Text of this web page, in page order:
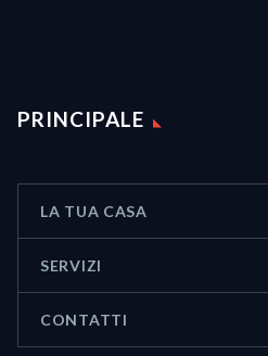
PRINCIPALE
LA TUA CASA
SERVIZI
CONTATTI